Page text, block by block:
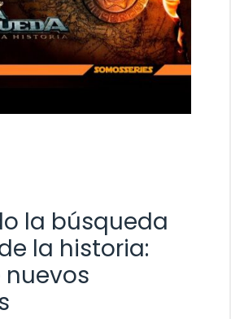
la búsqueda
la historia:
nuevos